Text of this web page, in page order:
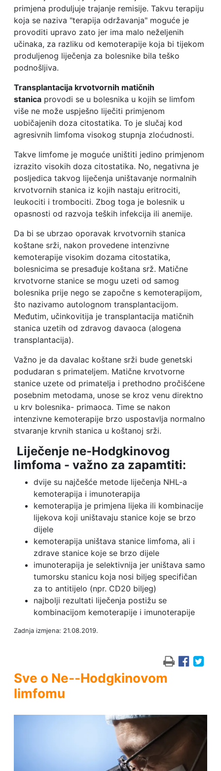
primjena produljuje trajanje remisije. Takvu terapiju
koja se naziva "terapija održavanja" moguće je
provoditi upravo zato jer ima malo neželjenih
učinaka, za razliku od kemoterapije koja bi tijekom
produljenog liječenja za bolesnike bila teško
podnošljiva.
Transplantacija krvotvornih matičnih
stanicaprovodi se u bolesnika u kojih se limfom
više ne može uspješno liječiti primjenom
uobičajenih doza citostatika. To je slučaj kod
agresivnih limfoma visokog stupnja zloćudnosti.
Takve limfome je moguće uništiti jedino primjenom
izrazito visokih doza citostatika. No, negativna je
posljedica takvog liječenja uništavanje normalnih
krvotvornih stanica iz kojih nastaju eritrociti,
leukociti i trombociti. Zbog toga je bolesnik u
opasnosti od razvoja teških infekcija ili anemije.
Da bi se ubrzao oporavak krvotvornih stanica
koštane srži, nakon provedene intenzivne
kemoterapije visokim dozama citostatika,
bolesnicima se presađuje koštana srž. Matične
krvotvorne stanice se mogu uzeti od samog
bolesnika prije nego se započne s kemoterapijom,
što nazivamo autolognom transplantacijom.
Međutim, učinkovitija je transplantacija matičnih
stanica uzetih od zdravog davaoca (alogena
transplantacija).
Važno je da davalac koštane srži bude genetski
podudaran s primateljem. Matične krvotvorne
stanice uzete od primatelja i prethodno pročišćene
posebnim metodama, unose se kroz venu direktno
u krv bolesnika- primaoca. Time se nakon
intenzivne kemoterapije brzo uspostavlja normalno
stvaranje krvnih stanica u koštanoj srži.
Liječenje ne-Hodgkinovog
limfoma - važno za zapamtiti:
dvije su najčešće metode liječenja NHL-a
kemoterapija i imunoterapija
kemoterapija je primjena lijeka ili kombinacije
lijekova koji uništavaju stanice koje se brzo
dijele
kemoterapija uništava stanice limfoma, ali i
zdrave stanice koje se brzo dijele
imunoterapija je selektivnija jer uništava samo
tumorsku stanicu koja nosi biljeg specifičan
za to antitijelo (npr. CD20 biljeg)
najbolji rezultati liječenja postižu se
kombinacijom kemoterapije i imunoterapije
Zadnja izmjena: 21.08.2019.
Sve o Ne--Hodgkinovom
limfomu